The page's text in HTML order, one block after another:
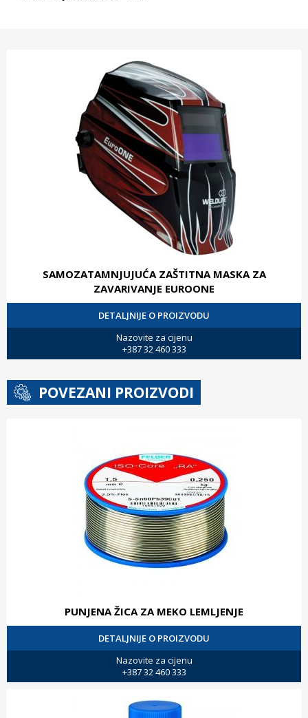
SAMOZATAMNJUJUĆA ZAŠTITNA MASKA ZA
ZAVARIVANJE EUROONE
DETALJNIJE O PROIZVODU
Nazovite za cijenu
+387 32 460 333
POVEZANI PROIZVODI
PUNJENA ŽICA ZA MEKO LEMLJENJE
DETALJNIJE O PROIZVODU
Nazovite za cijenu
+387 32 460 333